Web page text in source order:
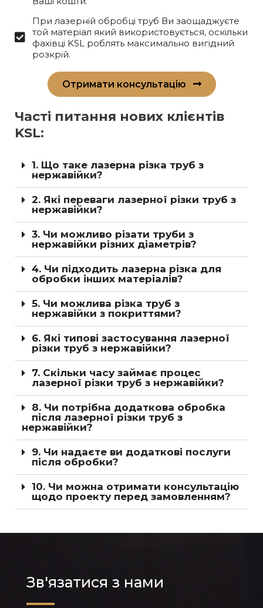
При лазерній обробці труб Ви заощаджуєте
той матеріал який використовується, оскільки
фахівці KSL роблять максимально вигідний
розкрій.
Отримати консультацію
Часті питання нових клієнтів
KSL:
1. Що таке лазерна різка труб з
нержавійки?
2. Які переваги лазерної різки труб з
нержавійки?
3. Чи можливо різати труби з
нержавійки різних діаметрів?
4. Чи підходить лазерна різка для
обробки інших матеріалів?
5. Чи можлива різка труб з
нержавійки з покриттями?
6. Які типові застосування лазерної
різки труб з нержавійки?
7. Скільки часу займає процес
лазерної різки труб з нержавійки?
8. Чи потрібна додаткова обробка
після лазерної різки труб з
нержавійки?
9. Чи надаєте ви додаткові послуги
після обробки?
10. Чи можна отримати консультацію
щодо проекту перед замовленням?
Зв'язатися з нами